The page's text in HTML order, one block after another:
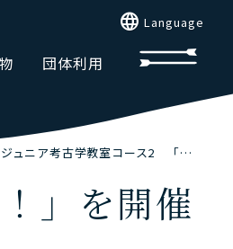
団体利用
language Language
ジュニア考古学教室コース2 「発掘体験に挑戦しよう！」を開催しました。
」を開催